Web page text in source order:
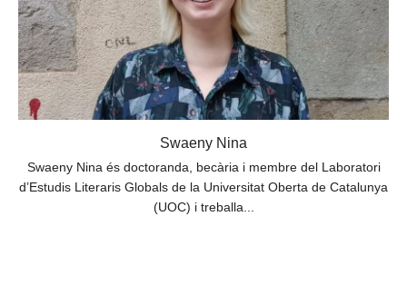
Swaeny Nina
Swaeny Nina és doctoranda, becària i membre del Laboratori
d’Estudis Literaris Globals de la Universitat Oberta de Catalunya
(UOC) i treballa...